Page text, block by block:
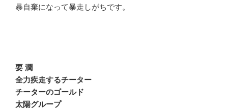
暴自棄になって暴走しがちです。
要 潤
全力疾走するチーター
チーターのゴールド
太陽グループ